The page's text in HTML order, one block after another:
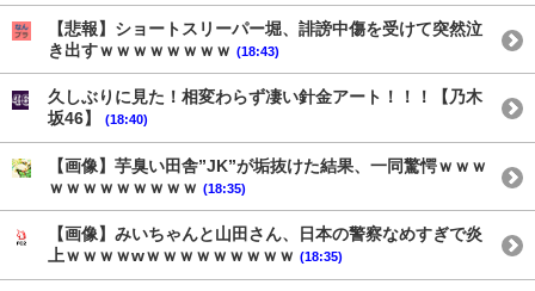
【悲報】ショートスリーパー堀、誹謗中傷を受けて突然泣
き出すｗｗｗｗｗｗｗｗ (18:43)
久しぶりに見た！相変わらず凄い針金アート！！！【乃木
坂46】
(18:40)
【画像】芋臭い田舎”JK”が垢抜けた結果、一同驚愕ｗｗｗ
ｗｗｗｗｗｗｗｗｗ (18:35)
【画像】みいちゃんと山田さん、日本の警察なめすぎで炎
上ｗｗｗｗwｗｗｗｗｗｗｗｗｗ (18:35)